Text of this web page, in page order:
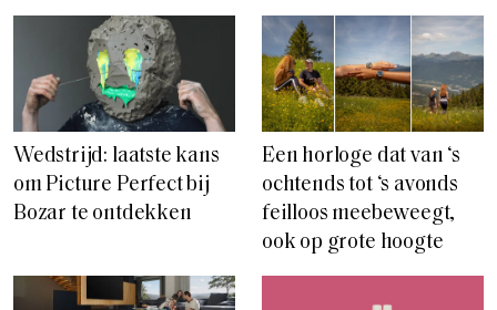
Wedstrijd: laatste kans
om Picture Perfect bij
Bozar te ontdekken
Een horloge dat van ‘s
ochtends tot ‘s avonds
feilloos meebeweegt,
ook op grote hoogte